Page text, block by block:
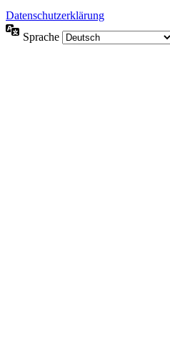
Datenschutzerklärung
Sprache